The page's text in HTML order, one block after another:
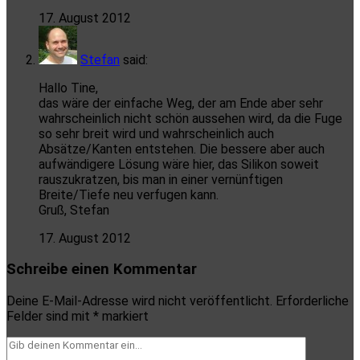
17. August 2012
Stefan said:
Hallo Tine,
das wäre der einfache Weg, der am Ende aber sehr
wahrscheinlich nicht schön aussehen wird, da die Fuge
so sehr breit wird und wahrscheinlich auch
Absätze/Kanten entstehen. Die bessere aber auch
aufwändigere Lösung wäre hier, das Silikon soweit
rauszukratzen, bis man in einer vernünftigen
Breite/Tiefe neu verfugen kann.
Gruß, Stefan
17. August 2012
Schreibe einen Kommentar
Deine E-Mail-Adresse wird nicht veröffentlicht. Erforderliche
Felder sind mit * markiert
Dein